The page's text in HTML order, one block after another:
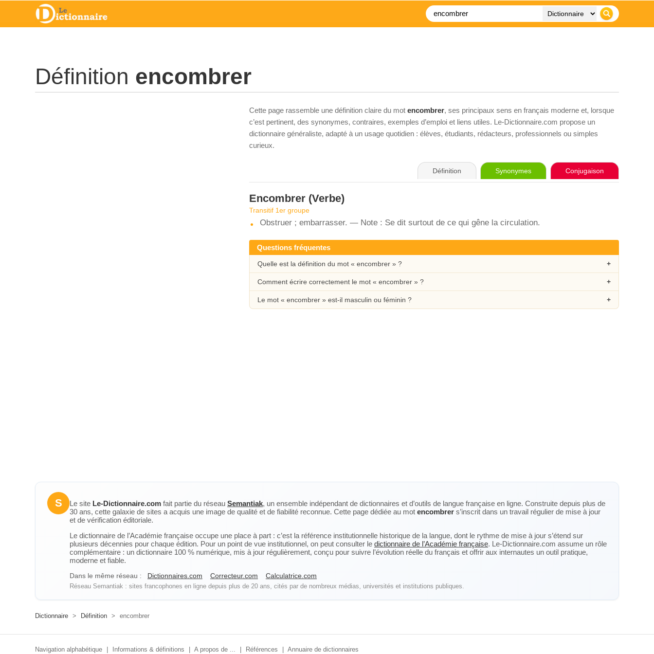
Définition encombrer
Cette page rassemble une définition claire du mot encombrer, ses principaux sens en français moderne et, lorsque
c’est pertinent, des synonymes, contraires, exemples d’emploi et liens utiles. Le-Dictionnaire.com propose un
dictionnaire généraliste, adapté à un usage quotidien : élèves, étudiants, rédacteurs, professionnels ou simples
curieux.
Définition Synonymes Conjugaison
Encombrer (Verbe)
Transitif 1er groupe
Obstruer ; embarrasser. — Note : Se dit surtout de ce qui gêne la circulation.
Questions fréquentes
Quelle est la définition du mot « encombrer » ?
Comment écrire correctement le mot « encombrer » ?
Le mot « encombrer » est-il masculin ou féminin ?
S Le site Le-Dictionnaire.com fait partie du réseau Semantiak, un ensemble indépendant de dictionnaires et d’outils de langue française en ligne. Construite depuis plus de
30 ans, cette galaxie de sites a acquis une image de qualité et de fiabilité reconnue. Cette page dédiée au mot encombrer s’inscrit dans un travail régulier de mise à jour
et de vérification éditoriale.
Le dictionnaire de l’Académie française occupe une place à part : c’est la référence institutionnelle historique de la langue, dont le rythme de mise à jour s’étend sur
plusieurs décennies pour chaque édition. Pour un point de vue institutionnel, on peut consulter le dictionnaire de l’Académie française. Le-Dictionnaire.com assume un rôle
complémentaire : un dictionnaire 100 % numérique, mis à jour régulièrement, conçu pour suivre l’évolution réelle du français et offrir aux internautes un outil pratique,
moderne et fiable.
Dans le même réseau : Dictionnaires.com Correcteur.com Calculatrice.com
Réseau Semantiak : sites francophones en ligne depuis plus de 20 ans, cités par de nombreux médias, universités et institutions publiques.
Dictionnaire > Définition > encombrer
Navigation alphabétique Informations & définitions A propos de ... Références Annuaire de dictionnaires